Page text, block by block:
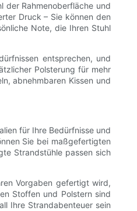
der Rahmenoberfläche und
Druck – Sie können den
Note, die Ihren Stuhl
entsprechen, und
Polsterung für mehr
abnehmbaren Kissen und
für Ihre Bedürfnisse und
Sie bei maßgefertigten
Strandstühle passen sich
Vorgaben gefertigt wird,
Stoffen und Polstern sind
Ihre Strandabenteuer sein